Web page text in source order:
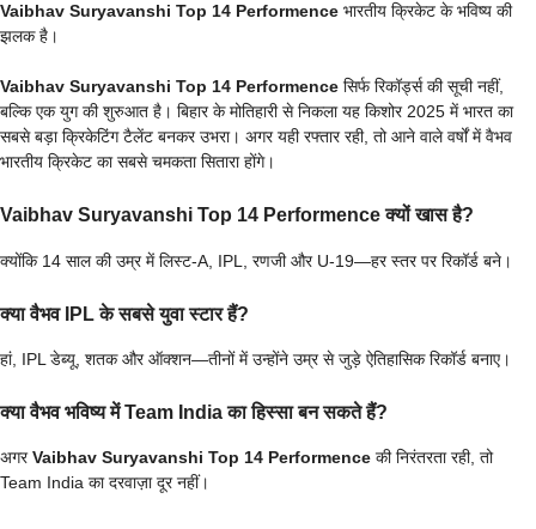
Vaibhav Suryavanshi Top 14 Performence भारतीय क्रिकेट के भविष्य की
झलक है।
Vaibhav Suryavanshi Top 14 Performence सिर्फ रिकॉर्ड्स की सूची नहीं,
बल्कि एक युग की शुरुआत है। बिहार के मोतिहारी से निकला यह किशोर 2025 में भारत का
सबसे बड़ा क्रिकेटिंग टैलेंट बनकर उभरा। अगर यही रफ्तार रही, तो आने वाले वर्षों में वैभव
भारतीय क्रिकेट का सबसे चमकता सितारा होंगे।
Vaibhav Suryavanshi Top 14 Performence क्यों खास है?
क्योंकि 14 साल की उम्र में लिस्ट-A, IPL, रणजी और U-19—हर स्तर पर रिकॉर्ड बने।
क्या वैभव IPL के सबसे युवा स्टार हैं?
हां, IPL डेब्यू, शतक और ऑक्शन—तीनों में उन्होंने उम्र से जुड़े ऐतिहासिक रिकॉर्ड बनाए।
क्या वैभव भविष्य में Team India का हिस्सा बन सकते हैं?
अगरVaibhav Suryavanshi Top 14 Performence की निरंतरता रही, तो
Team India का दरवाज़ा दूर नहीं।